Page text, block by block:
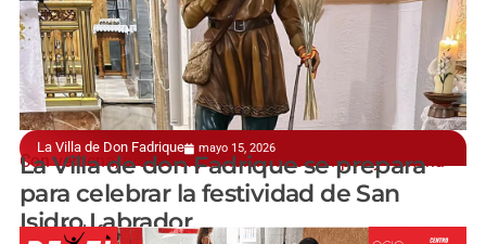
La Villa de Don Fadrique mayo 15, 2026
Con verbena, procesión, bendición de campos y romería
La Villa de don Fadrique se prepara
para celebrar la festividad de San
Isidro Labrador
manchainformacion.com